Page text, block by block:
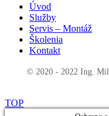
Úvod
Služby
Servis – Montáž
Školenia
Kontakt
© 2020 - 2022 Ing.
TOP